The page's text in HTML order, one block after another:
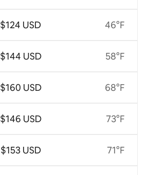
$124 USD
$144 USD
$160 USD
$146 USD
$153 USD
46°F
58°F
68°F
73°F
71°F